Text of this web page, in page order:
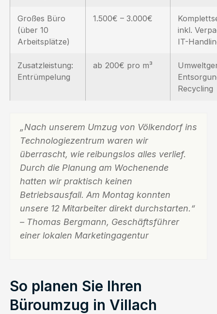
Großes Büro
(über 10
Arbeitsplätze)
1.500€ – 3.000€
inkl.
IT-
Zusatzleistung:
Entrümpelung
ab 200€ pro m³
Recycling
„Nach unserem Umzug von Völkendorf ins
Technologiezentrum waren wir
überrascht, wie reibungslos alles verlief.
Durch die Planung am Wochenende
hatten wir praktisch keinen
Betriebsausfall. Am Montag konnten
unsere 12 Mitarbeiter direkt durchstarten.“
– Thomas Bergmann, Geschäftsführer
einer lokalen Marketingagentur
So planen Sie Ihren
Büroumzug in Villach